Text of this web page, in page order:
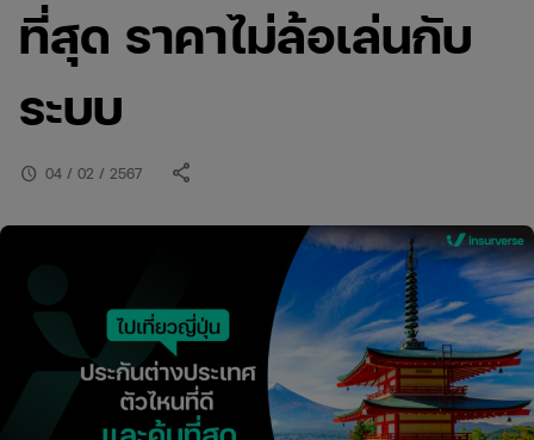
ที่สุด ราคาไม่ล้อเล่นกับ
ระบบ
schedule 04 / 02 / 2567 share